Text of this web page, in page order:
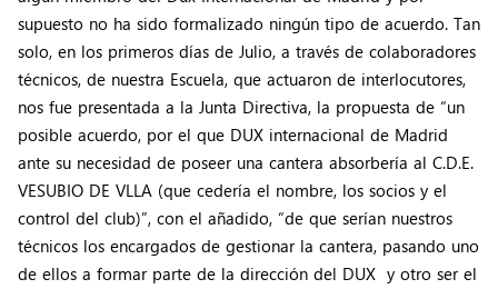
supuesto no ha sido formalizado ningún tipo de acuerdo. Tan
solo, en los primeros días de Julio, a través de colaboradores
técnicos, de nuestra Escuela, que actuaron de interlocutores,
nos fue presentada a la Junta Directiva, la propuesta de “un
posible acuerdo, por el que DUX internacional de Madrid
ante su necesidad de poseer una cantera absorbería al C.D.E.
VESUBIO DE VLLA (que cedería el nombre, los socios y el
control del club)”, con el añadido, “de que serían nuestros
técnicos los encargados de gestionar la cantera, pasando uno
de ellos a formar parte de la dirección del DUX y otro ser el